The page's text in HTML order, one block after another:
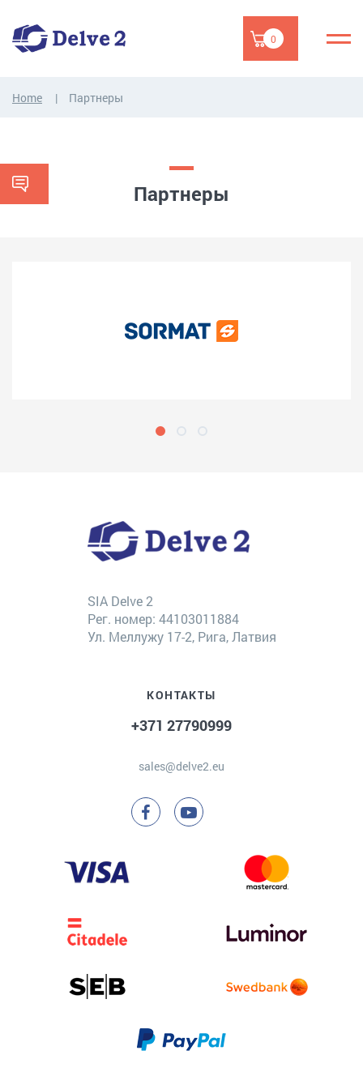
0
Home Партнеры
Партнеры
SIA Delve 2
Рег. номер: 44103011884
Ул. Меллужу 17-2, Рига, Латвия
КОНТАКТЫ
+371 27790999
sales@delve2.eu